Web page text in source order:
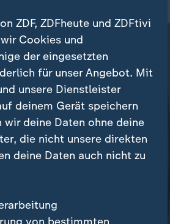
ZDF, ZDFheute und ZDFtivi
Cookies und
der eingesetzten
für unser Angebot. Mit
unsere Dienstleister
deinem Gerät speichern
deine Daten ohne deine
die nicht unsere direkten
deine Daten auch nicht zu